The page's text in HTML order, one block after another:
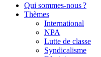
Qui sommes-nous ?
Thèmes
International
NPA
Lutte de classe
Syndicalisme